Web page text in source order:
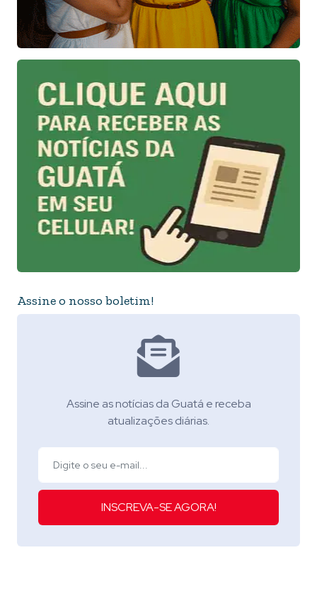
Assine o nosso boletim!
Assine as notícias da Guatá e receba
atualizações diárias.
INSCREVA-SE AGORA!